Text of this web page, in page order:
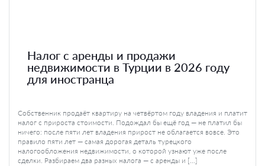
Налог с аренды и продажи
недвижимости в Турции в 2026 году
для иностранца
Собственник продаёт квартиру на четвёртом году владения и платит
налог с прироста стоимости. Подождал бы ещё год — не платил бы
ничего: после пяти лет владения прирост не облагается вовсе. Это
правило пяти лет — самая дорогая деталь турецкого
налогообложения недвижимости, о которой узнают уже после
сделки. Разбираем два разных налога — с аренды и […]